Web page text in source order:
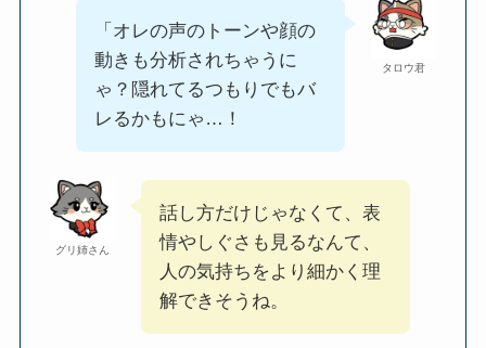
タロウ君
「オレの声のトーンや顔の
動きも分析されちゃうに
ゃ？隠れてるつもりでもバ
レるかもにゃ…！
グリ姉さん
話し方だけじゃなくて、表
情やしぐさも見るなんて、
人の気持ちをより細かく理
解できそうね。